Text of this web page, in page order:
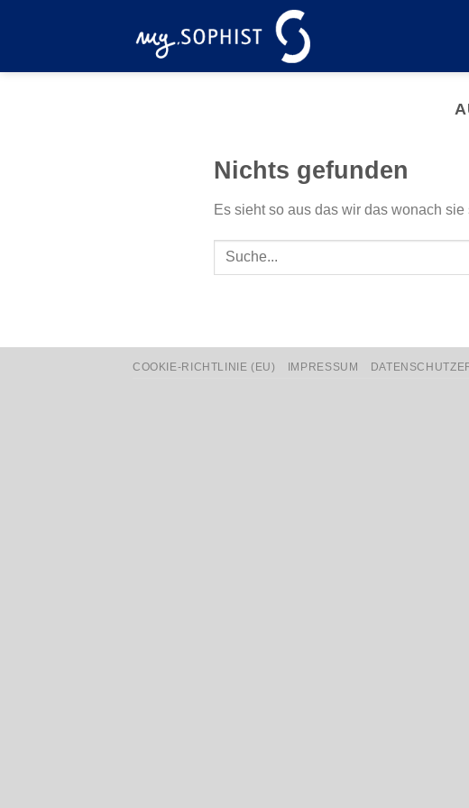
Nichts gefunden
Es sieht so aus das wir das wonach
COOKIE-RICHTLINIE (EU) IMPRESSUM